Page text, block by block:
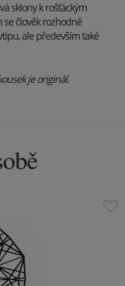
sklony k rošťáckým
se člověk rozhodně
ale především také
je originál.